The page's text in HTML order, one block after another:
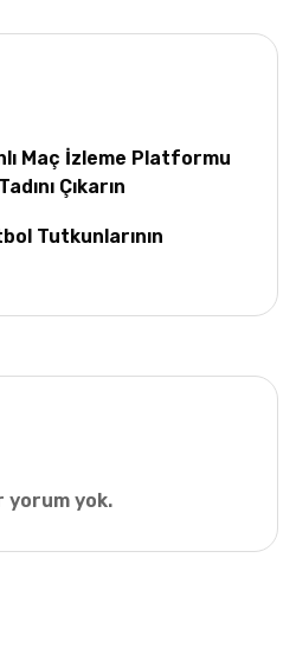
Maç İzleme Platformu
Çıkarın
Tutkunlarının
yorum yok.